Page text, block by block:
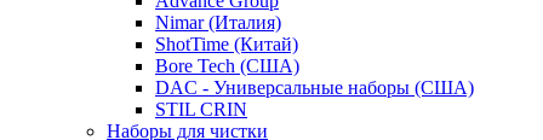
Nimar (Италия)
ShotTime (Китай)
Bore Tech (США)
DAC - Универсальные наборы (США)
STIL CRIN
Наборы для чистки